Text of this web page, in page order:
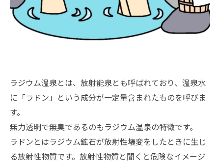
ラジウム温泉とは、放射能泉とも呼ばれており、温泉水
に「ラドン」という成分が一定量含まれたものを呼びま
す。
無力透明で無臭であるのもラジウム温泉の特徴です。
ラドンとはラジウム鉱石が放射性壊変をしたときに生じ
る放射性物質です。放射性物質と聞くと危険なイメージ